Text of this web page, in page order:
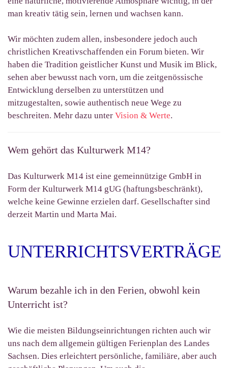
man kreativ tätig sein, lernen und wachsen kann.
Wir möchten zudem allen, insbesondere jedoch auch
christlichen Kreativschaffenden ein Forum bieten. Wir
haben die Tradition geistlicher Kunst und Musik im Blick,
sehen aber bewusst nach vorn, um die zeitgenössische
Entwicklung derselben zu unterstützen und
mitzugestalten, sowie authentisch neue Wege zu
beschreiten. Mehr dazu unter Vision & Werte.
Wem gehört das Kulturwerk M14?
Das Kulturwerk M14 ist eine gemeinnützige GmbH in
Form der Kulturwerk M14 gUG (haftungsbeschränkt),
welche keine Gewinne erzielen darf. Gesellschafter sind
derzeit Martin und Marta Mai.
UNTERRICHTSVERTRÄGE
Warum bezahle ich in den Ferien, obwohl kein
Unterricht ist?
Wie die meisten Bildungseinrichtungen richten auch wir
uns nach dem allgemein gültigen Ferienplan des Landes
Sachsen. Dies erleichtert persönliche, familiäre, aber auch